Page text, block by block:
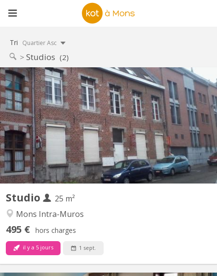
Tri Quartier Asc
Studios (2)
Studio
25 m²
Mons Intra-Muros
495 € hors charges
il y a 5 jours 1 sept.
KM 109
À louer, très beau Kot/Studio individuel et meublé pour
étudiant(e) universitaire ou stagiaire , situé dans le centre
historique de Mons dans un endroit calme à proximité des
universités, des transports en commun et du Shopping Center
des Grands Près ( Ikea ). Le studio est destiné à des personnes...